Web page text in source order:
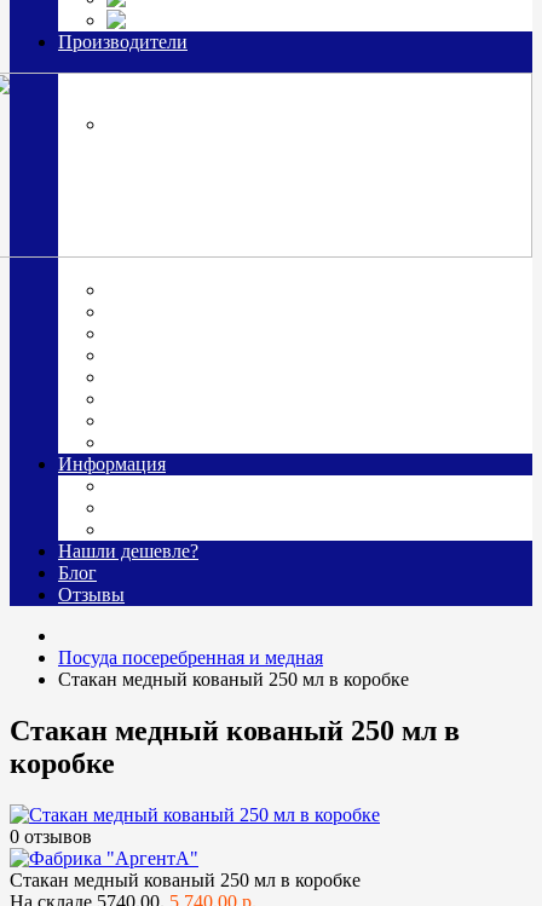
Производители
Информация
Нашли дешевле?
Блог
Отзывы
Посуда посеребренная и медная
Стакан медный кованый 250 мл в коробке
Стакан медный кованый 250 мл в
коробке
0 отзывов
Стакан медный кованый 250 мл в коробке